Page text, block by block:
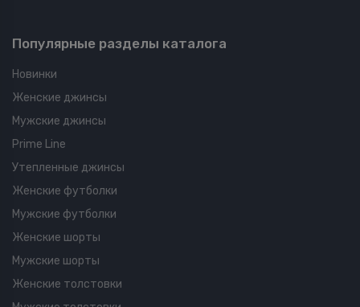
Популярные разделы каталога
Новинки
Женские джинсы
Мужские джинсы
Prime Line
Утепленные джинсы
Женские футболки
Мужские футболки
Женские шорты
Мужские шорты
Женские толстовки